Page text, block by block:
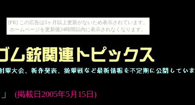
[PR] この広告は3ヶ月以上更新がないため表示されています。
ホームページを更新後24時間以内に表示されなくなります。
(掲載日2005年5月15日)